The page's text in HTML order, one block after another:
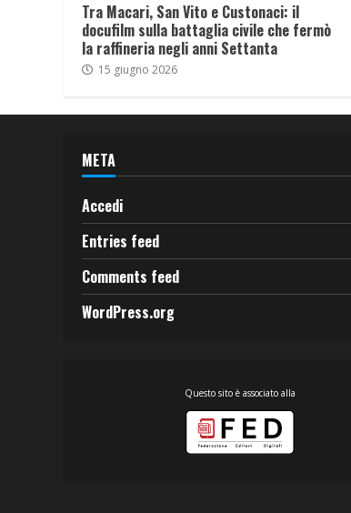
Tra Macari, San Vito e Custonaci: il
docufilm sulla battaglia civile che fermò
la raffineria negli anni Settanta
15 giugno 2026
META
Accedi
Entries feed
Comments feed
WordPress.org
Questo sito è associato alla